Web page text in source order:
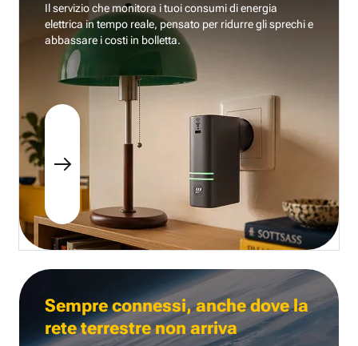
Il servizio che monitora i tuoi consumi di energia
elettrica in tempo reale, pensato per ridurre gli sprechi e
abbassare i costi in bolletta.
Sempre connessi, anche dove la
rete terrestre non arriva